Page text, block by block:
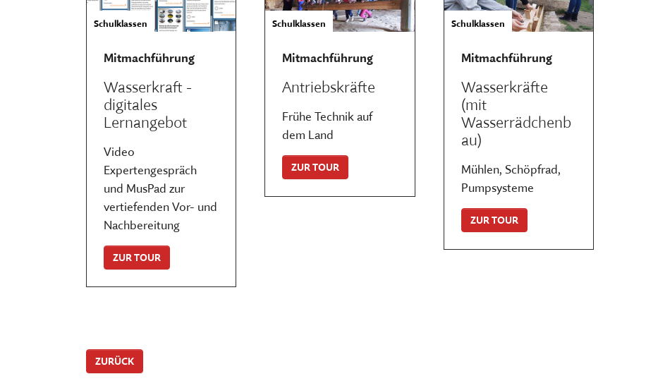
Schulklassen
Mitmachführung
Wasserkraft -
digitales
Lernangebot
Video
Expertengespräch
und MusPad zur
vertiefenden Vor- und
Nachbereitung
ZUR TOUR
Schulklassen
Mitmachführung
Antriebskräfte
Frühe Technik auf
dem Land
ZUR TOUR
Schulklassen
Mitmachführung
Wasserkräfte
(mit
Wasserrädchenb
au)
Mühlen, Schöpfrad,
Pumpsysteme
ZUR TOUR
ZURÜCK